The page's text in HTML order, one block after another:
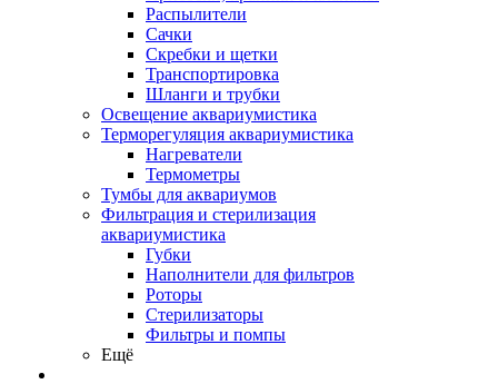
Распылители
Сачки
Скребки и щетки
Транспортировка
Шланги и трубки
Освещение аквариумистика
Терморегуляция аквариумистика
Нагреватели
Термометры
Тумбы для аквариумов
Фильтрация и стерилизация
аквариумистика
Губки
Наполнители для фильтров
Роторы
Стерилизаторы
Фильтры и помпы
Ещё